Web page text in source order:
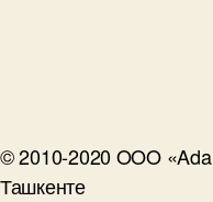
© 2010-2020 OOO
Ташкенте